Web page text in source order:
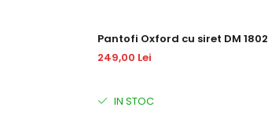
Pantofi Oxford cu siret DM 1802
249,00 Lei
IN STOC